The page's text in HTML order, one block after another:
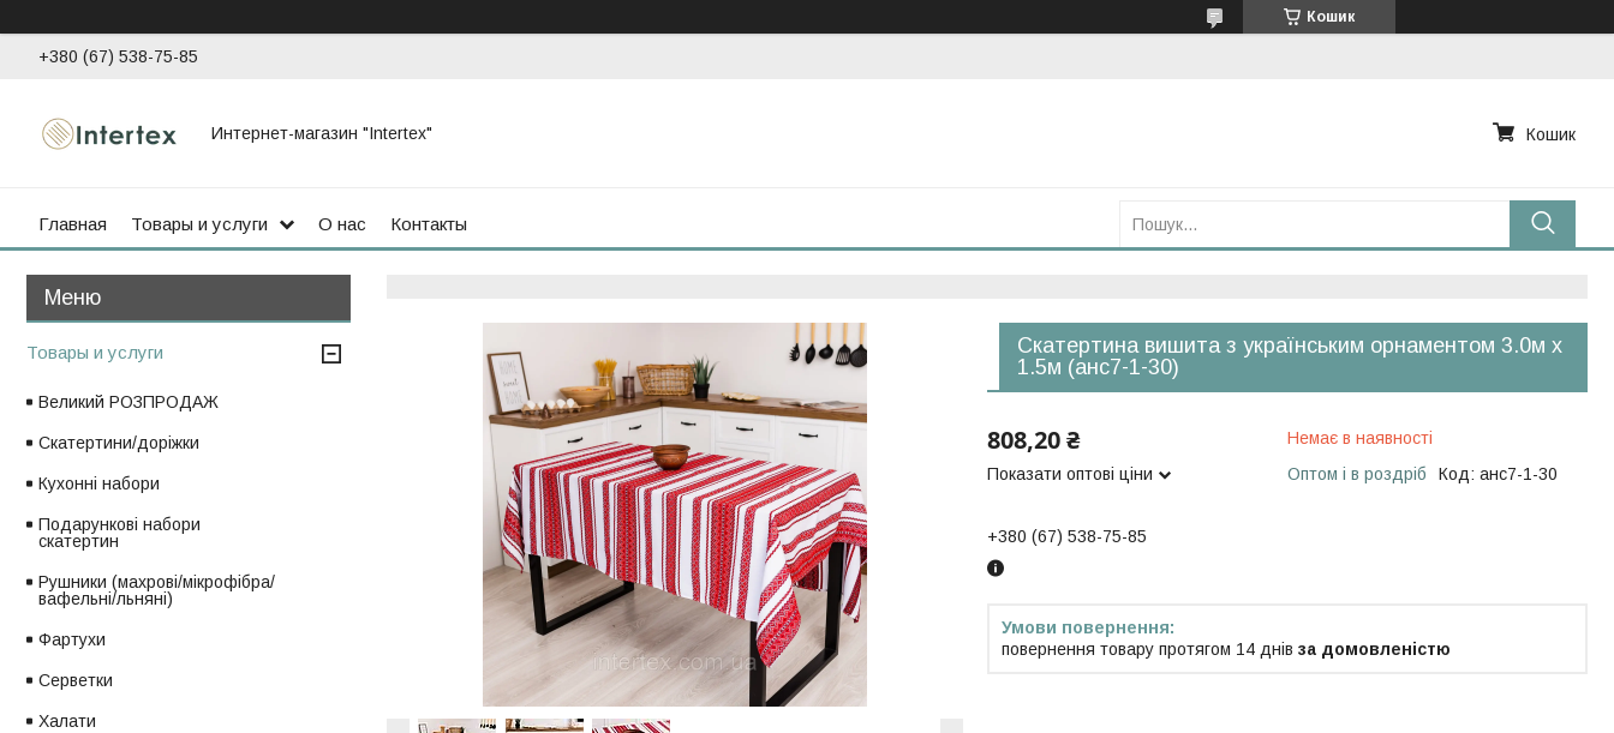
Кошик
+380 (67) 538-75-85
Интернет-магазин "Intertex" Кошик
Главная Товары и услуги О нас Контакты
Скатертина вишита з українським орнаментом 3.0м х
1.5м (анс7-1-30)
808,20 ₴
Показати оптові ціни
Немає в наявності
Оптом і в роздріб
Код: анс7-1-30
+380 (67) 538-75-85
повернення товару протягом 14 днів за домовленістю
Товары и услуги
Великий РОЗПРОДАЖ
Скатертини/доріжки
Кухонні набори
Подарункові набори
скатертин
Рушники (махрові/мікрофібра/
вафельні/льняні)
Фартухи
Серветки
Халати